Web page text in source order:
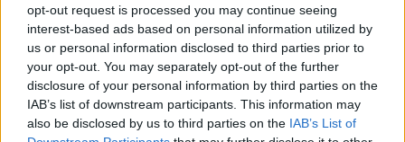
opt-out request is processed you may continue seeing
interest-based ads based on personal information utilized by
us or personal information disclosed to third parties prior to
your opt-out. You may separately opt-out of the further
disclosure of your personal information by third parties on the
IAB’s list of downstream participants. This information may
also be disclosed by us to third parties on the IAB’s List of